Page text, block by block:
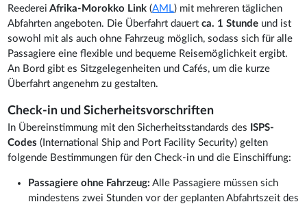
Reederei Afrika-Morokko Link (AML) mit mehreren täglichen
Abfahrten angeboten. Die Überfahrt dauertca. 1 Stunde und ist
sowohl mit als auch ohne Fahrzeug möglich, sodass sich für alle
Passagiere eine flexible und bequeme Reisemöglichkeit ergibt.
An Bord gibt es Sitzgelegenheiten und Cafés, um die kurze
Überfahrt angenehm zu gestalten.
Check-in und Sicherheitsvorschriften
In Übereinstimmung mit den Sicherheitsstandards des ISPS-
Codes (International Ship and Port Facility Security) gelten
folgende Bestimmungen für den Check-in und die Einschiffung:
Passagiere ohne Fahrzeug: Alle Passagiere müssen sich
mindestens zwei Stunden vor der geplanten Abfahrtszeit des